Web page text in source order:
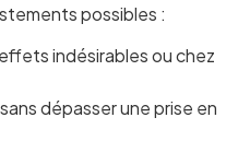
possibles :
indésirables ou chez
dépasser une prise en